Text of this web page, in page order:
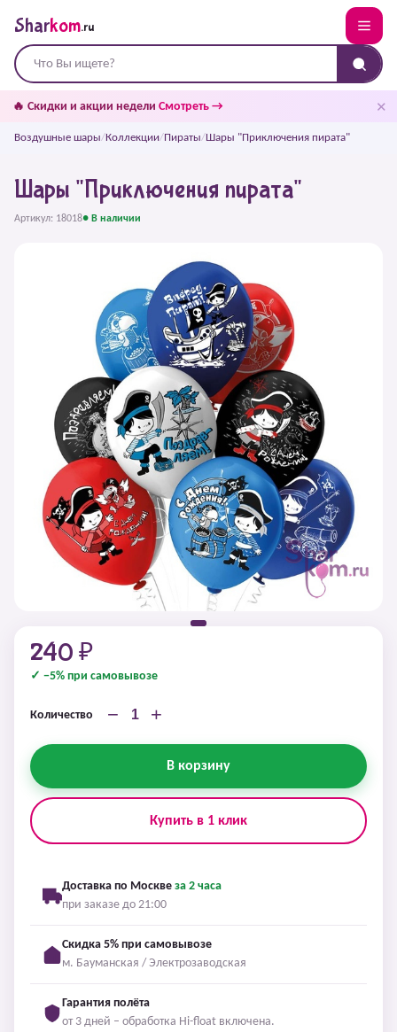
Sharkom.ru
🔥 Скидки и акции недели Смотреть → ✕
Воздушные шары/Коллекции/Пираты/Шары "Приключения пирата"
Шары "Приключения пирата"
Артикул: 18018● В наличии
240 ₽
✓ −5% при самовывозе
Количество − +
В корзину
Купить в 1 клик
Доставка по Москве за 2 часа
при заказе до 21:00
Скидка 5% при самовывозе
м. Бауманская / Электрозаводская
Гарантия полёта
от 3 дней – обработка Hi-float включена.